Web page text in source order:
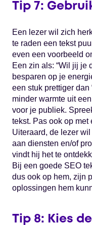
Tip 7: Gebruik
Een lezer wil zich
te raden een tekst
even een voorbeeld
Een zin als: “Wil jij je
besparen op je
een stuk prettiger dan
minder warmte uit
voor je publiek.
tekst. Pas ook op met
Uiteraard, de lezer
aan diensten en/of
vindt hij het te
Bij een goede SEO
dus ook op hem, zijn
oplossingen hem
Tip 8: Kies